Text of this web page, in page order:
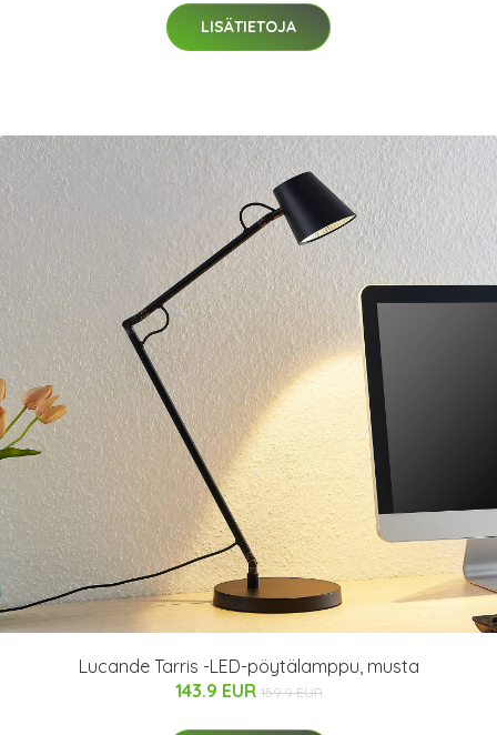
LISÄTIETOJA
Lucande Tarris -LED-pöytälamppu, musta
143.9 EUR 159.9 EUR